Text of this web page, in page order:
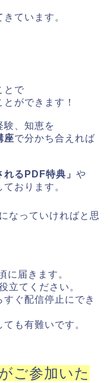
ています。
とで
ができます！
験、知恵を
座で分かち合えれば
れるPDF特典」 や
おります。
なっていければと思
届きます。
立てください。
ぐ配信停止にでき
も有難いです。
ご参加いた